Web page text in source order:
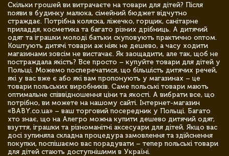
Скільки грошей ви витрачаєте на товари для дітей? Після
появи в будинку малюка, сімейний бюджет відчутно
страждає. Потрібна коляска, ліжечко, горщик, санітарне
приладдя, косметика та багато різних дрібниць. А дитячий
одяг та іграшки молоді батьки скуповують практично оптом.
Коштують дитячі товари аж ніяк не дешево, а часу ходити
магазинами зовсім не вистачає. Як заощадити, але так, щоб не
постраждала якість? Все просто – купуйте товари для дітей у
Польщі. Можемо посперечатися, що більшість дитячих речей,
які у вас вже є або які вам пропонують у магазинах – це
товари польських виробників. Саме польські товари мають
оптимальне співвідношення ціни та якості. А вибрати все, що
потрібно, ви можете на нашому сайті. Інтернет-магазин
«BABY.co.ua» – ваш торговий посередник у Польщі. Багато
хто знає, що на Алегро можна купити дешево дитячий одяг,
взуття, іграшки та різноманітні аксесуари для дітей. Якщо вас
досі зупиняла складна процедура замовлення та здійснення
покупки, поспішаємо вас порадувати – тепер польські товари
для дітей стають доступнішими в Україні.